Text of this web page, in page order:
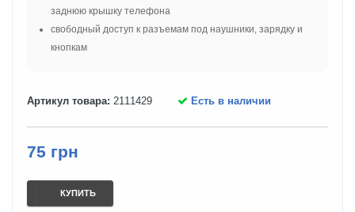
заднюю крышку телефона
свободный доступ к разъемам под наушники, зарядку и
кнопкам
Артикул товара: 2111429 Есть в наличии
75 грн
КУПИТЬ